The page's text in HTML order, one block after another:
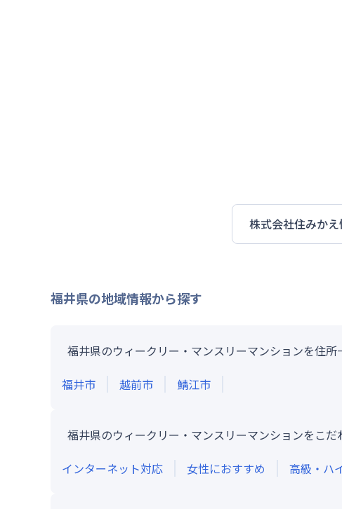
株式会社住みか
福井県の地域情報から探す
福井県のウィークリー・マンスリーマンションを住所
福井市
越前市 鯖江市
福井県のウィークリー・マンスリーマンションをこだ
インターネット対応
女性におすすめ 高級・ハ